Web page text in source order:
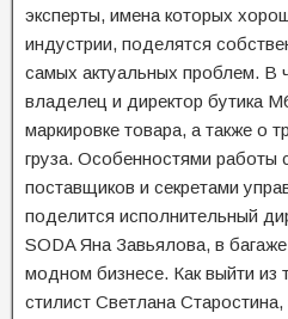
эксперты, имена которых
индустрии, поделятся
самых актуальных проблем. В
владелец и директор бутика
маркировке товара, а также о
груза. Особенностями работы
поставщиков и секретами
поделится исполнительный
SODA Яна Завьялова, в
модном бизнесе. Как выйти из
стилист Светлана